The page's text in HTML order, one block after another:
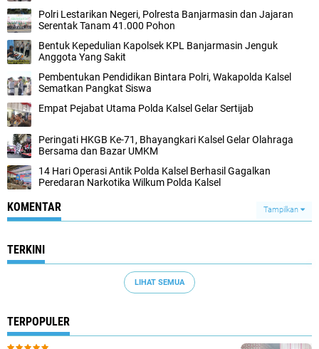
Polri Lestarikan Negeri, Polresta Banjarmasin dan Jajaran
Serentak Tanam 41.000 Pohon
Bentuk Kepedulian Kapolsek KPL Banjarmasin Jenguk
Anggota Yang Sakit
Pembentukan Pendidikan Bintara Polri, Wakapolda Kalsel
Sematkan Pangkat Siswa
Empat Pejabat Utama Polda Kalsel Gelar Sertijab
Peringati HKGB Ke-71, Bhayangkari Kalsel Gelar Olahraga
Bersama dan Bazar UMKM
14 Hari Operasi Antik Polda Kalsel Berhasil Gagalkan
Peredaran Narkotika Wilkum Polda Kalsel
KOMENTAR Tampilkan
TERKINI
LIHAT SEMUA
TERPOPULER